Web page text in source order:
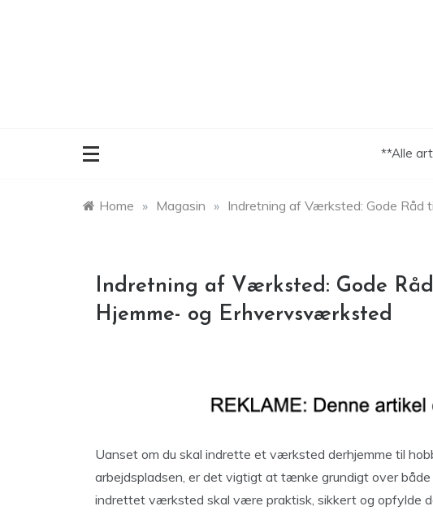
**Alle
Home » Magasin » Indretning af Værksted: Gode
Indretning af Værksted: Gode
Hjemme- og Erhvervsværksted
Uanset om du skal indrette et værksted derhjemme til
arbejdspladsen, er det vigtigt at tænke grundigt over
indrettet værksted skal være praktisk, sikkert og opfylde